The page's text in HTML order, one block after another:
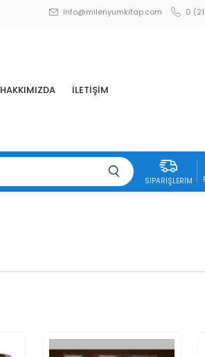
info@milenyumkitap.com 0
HAKKIMIZDA İLETİŞİM
SIPARIŞLERIM